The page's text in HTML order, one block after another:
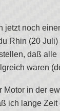
jetzt noch
Rhin (20
daß alle
waren
Motor in der
ich lange Zeit